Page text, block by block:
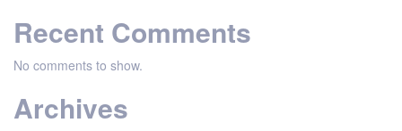
Recent Comments
No comments to show.
Archives